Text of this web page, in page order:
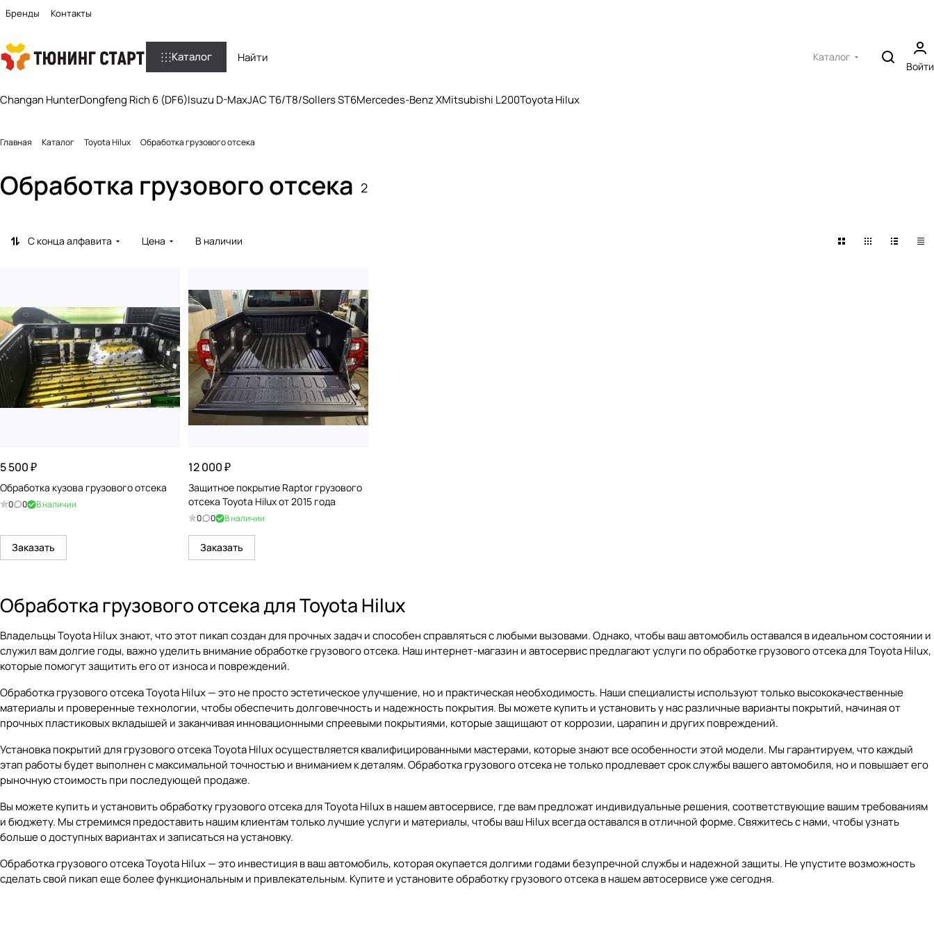
Бренды Контакты
Каталог Каталог
Войти
Changan HunterDongfeng Rich 6 (DF6)Isuzu D-MaxJAC T6/T8/Sollers ST6Mercedes-Benz XMitsubishi L200Toyota Hilux
Главная Каталог Toyota Hilux Обработка грузового отсека
Обработка грузового отсека 2
С конца алфавита Цена В наличии
5 500 ₽
Обработка кузова грузового отсека
0 0 В наличии
Заказать
12 000 ₽
Защитное покрытие Raptor грузового
отсека Toyota Hilux от 2015 года
0 0 В наличии
Заказать
Обработка грузового отсека для Toyota Hilux
Владельцы Toyota Hilux знают, что этот пикап создан для прочных задач и способен справляться с любыми вызовами. Однако, чтобы ваш автомобиль оставался в идеальном состоянии и
служил вам долгие годы, важно уделить внимание обработке грузового отсека. Наш интернет-магазин и автосервис предлагают услуги по обработке грузового отсека для Toyota Hilux,
которые помогут защитить его от износа и повреждений.
Обработка грузового отсека Toyota Hilux — это не просто эстетическое улучшение, но и практическая необходимость. Наши специалисты используют только высококачественные
материалы и проверенные технологии, чтобы обеспечить долговечность и надежность покрытия. Вы можете купить и установить у нас различные варианты покрытий, начиная от
прочных пластиковых вкладышей и заканчивая инновационными спреевыми покрытиями, которые защищают от коррозии, царапин и других повреждений.
Установка покрытий для грузового отсека Toyota Hilux осуществляется квалифицированными мастерами, которые знают все особенности этой модели. Мы гарантируем, что каждый
этап работы будет выполнен с максимальной точностью и вниманием к деталям. Обработка грузового отсека не только продлевает срок службы вашего автомобиля, но и повышает его
рыночную стоимость при последующей продаже.
Вы можете купить и установить обработку грузового отсека для Toyota Hilux в нашем автосервисе, где вам предложат индивидуальные решения, соответствующие вашим требованиям
и бюджету. Мы стремимся предоставить нашим клиентам только лучшие услуги и материалы, чтобы ваш Hilux всегда оставался в отличной форме. Свяжитесь с нами, чтобы узнать
больше о доступных вариантах и записаться на установку.
Обработка грузового отсека Toyota Hilux — это инвестиция в ваш автомобиль, которая окупается долгими годами безупречной службы и надежной защиты. Не упустите возможность
сделать свой пикап еще более функциональным и привлекательным. Купите и установите обработку грузового отсека в нашем автосервисе уже сегодня.